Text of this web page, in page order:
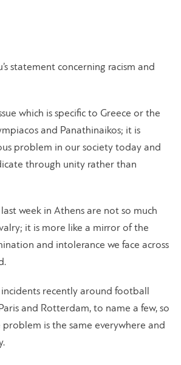
statement concerning racism and
which is specific to Greece or the
and Panathinaikos; it is
problem in our society today and
through unity rather than
last week in Athens are not so much
it is more like a mirror of the
and intolerance we face across
recently around football
and Rotterdam, to name a few, so
problem is the same everywhere and